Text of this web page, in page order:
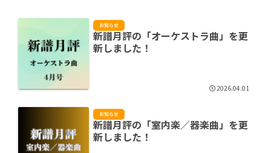
お知らせ
新譜月評の「オーケストラ曲」を更
新しました！
2026.04.01
お知らせ
新譜月評の「室内楽／器楽曲」を更
新しました！